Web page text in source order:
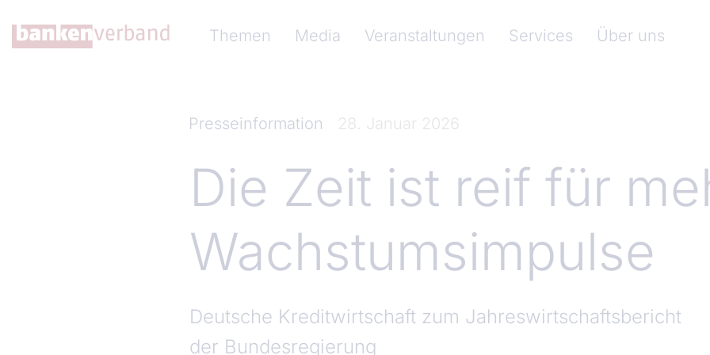
Themen
Media Veranstaltungen Services Über uns
Presseinformation 28. Januar 2026
Die Zeit ist reif für
Wachstumsimpulse
Deutsche Kreditwirtschaft zum Jahreswirtschaftsbericht
der Bundesregierung